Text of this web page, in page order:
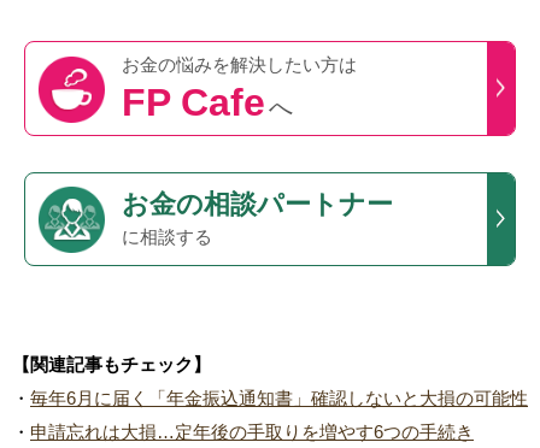
お金の悩みを解決したい方は
FP Cafeへ
お金の相談パートナー
に相談する
【関連記事もチェック】
・ 毎年6月に届く「年金振込通知書」確認しないと大損の可能性
・ 申請忘れは大損…定年後の手取りを増やす6つの手続き